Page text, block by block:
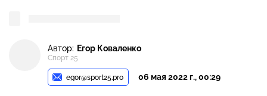
Автор: Егор Коваленко
Спорт 25
egor@sport25.pro 06 мая 2022 г., 00:29